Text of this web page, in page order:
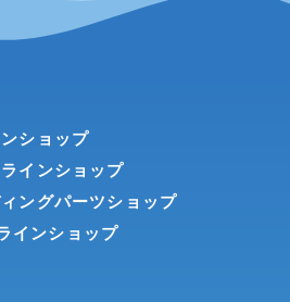
ショップ
インショップ
ングパーツショップ
インショップ